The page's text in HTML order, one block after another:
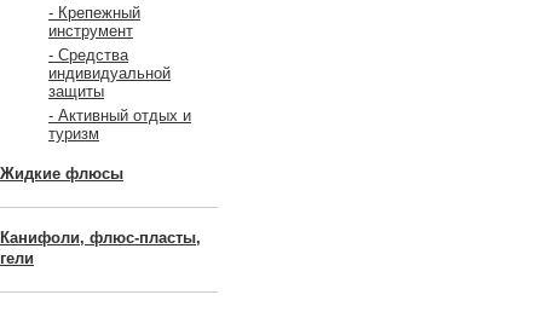
- Крепежный
инструмент
- Средства
индивидуальной
защиты
- Активный отдых и
туризм
Жидкие флюсы
Канифоли, флюс-пласты,
гели